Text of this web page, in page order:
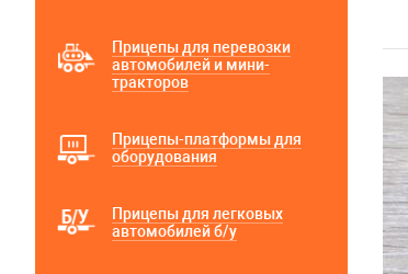
Прицепы для перевозки
автомобилей и мини-
тракторов
Прицепы-платформы для
оборудования
Прицепы для легковых
автомобилей б/у